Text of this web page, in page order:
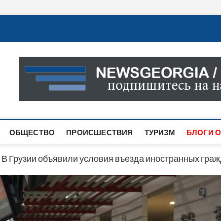
Новости Грузии
САМАЯ АКТУАЛЬНАЯ ИНФОРМАЦИЯ О СОБЫТИЯХ
САЙТЕ ВЫ НАЙДЕТЕ НОВОСТИ ПОЛИТИКИ,
ОБЩЕСТВО ПРОИСШЕСТВИЯ ТУРИЗМ БЛОГИ
В Грузии объявили условия въезда иностранных